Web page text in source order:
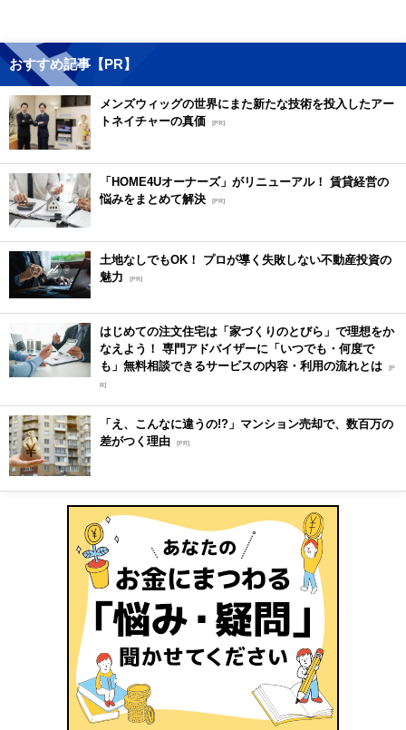
おすすめ記事【PR】
メンズウィッグの世界にまた新たな技術を投入したアー
トネイチャーの真価 [PR]
「HOME4Uオーナーズ」がリニューアル！ 賃貸経営の
悩みをまとめて解決 [PR]
土地なしでもOK！ プロが導く失敗しない不動産投資の
魅力
[PR]
はじめての注文住宅は「家づくりのとびら」で理想をか
なえよう！ 専門アドバイザーに「いつでも・何度で
も」無料相談できるサービスの内容・利用の流れとは [P
R]
「え、こんなに違うの!?」マンション売却で、数百万の
差がつく理由 [PR]